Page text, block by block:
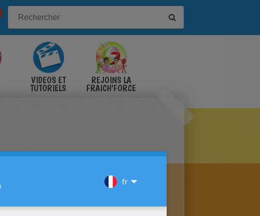
VIDÉOS ET
TUTORIELS
REJOINS LA
FRAICH'FORCE